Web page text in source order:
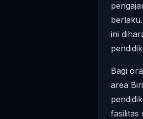
ini
Bagi
area
fasilitas